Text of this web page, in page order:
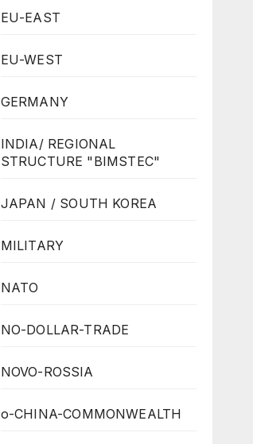
EU-EAST
EU-WEST
GERMANY
INDIA/ REGIONAL
STRUCTURE "BIMSTEC"
JAPAN / SOUTH KOREA
MILITARY
NATO
NO-DOLLAR-TRADE
NOVO-ROSSIA
o-CHINA-COMMONWEALTH